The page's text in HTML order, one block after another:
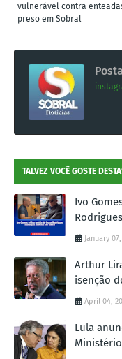
vulnerável contra
preso em Sobral
TALVEZ VOCÊ GOSTE
Ivo
January
Arthur
isenção
April 04,
Lula